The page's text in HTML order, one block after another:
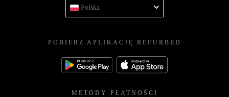
Polska
POBIERZ APLIKACJĘ REFURBED
METODY PŁATNOŚCI